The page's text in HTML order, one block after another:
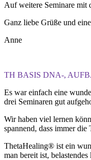
Auf weitere Seminare mit
Ganz liebe Grüße und
Anne
TH BASIS DNA-,
Es war einfach eine
drei Seminaren gut
Wir haben viel lernen
spannend, dass immer
ThetaHealing® ist ein
man bereit ist,